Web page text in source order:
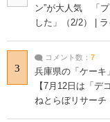
ン”が大人気 「プ
した」（2/2） |
3
コメント数： 7
兵庫県の「ケー
【7月12日は「デ
ねとらぼリサーチ